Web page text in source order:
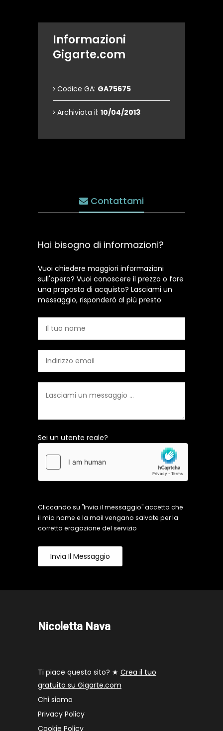
Informazioni
Gigarte.com
Codice GA: GA75675
Archiviata il: 10/04/2013
Contattami
Hai bisogno di informazioni?
Vuoi chiedere maggiori informazioni
sull'opera? Vuoi conoscere il prezzo o fare
una proposta di acquisto? Lasciami un
messaggio, risponderò al più presto
Sei un utente reale?
Cliccando su "Invia il messaggio" accetto che
il mio nome e la mail vengano salvate per la
corretta erogazione del servizio
Invia Il Messaggio
Nicoletta Nava
Ti piace questo sito? ★ Crea il tuo
gratuito su Gigarte.com
Chi siamo
Privacy Policy
Cookie Policy